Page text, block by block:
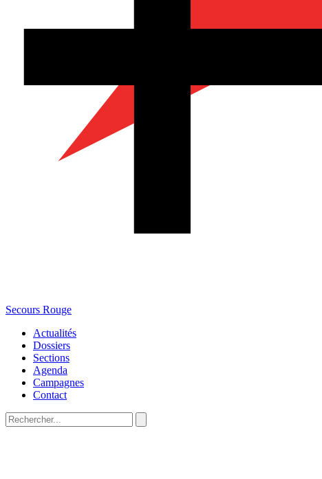
Secours Rouge
Actualités
Dossiers
Sections
Agenda
Campagnes
Contact